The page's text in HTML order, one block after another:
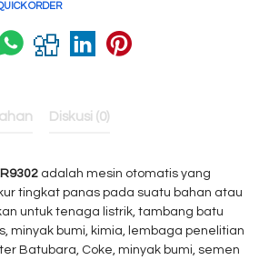
ORDER
Diskusi (0)
adalah mesin otomatis yang
tingkat panas pada suatu bahan atau
untuk tenaga listrik, tambang batu
minyak bumi, kimia, lembaga penelitian
Batubara, Coke, minyak bumi, semen